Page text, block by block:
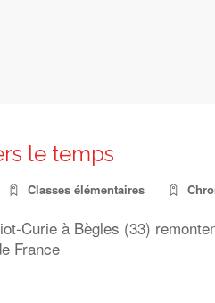
le temps
Classes élémentaires
Curie à Bègles (33)
France